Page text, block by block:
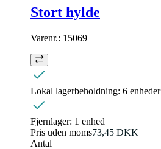
Stort hylde
Varenr.: 15069
Lokal lagerbeholdning: 6 enheder
Fjernlager: 1 enhed
Pris uden moms73,45 DKK
Antal